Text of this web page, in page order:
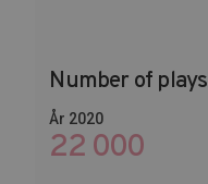
Number of plays
År 2020
22 000